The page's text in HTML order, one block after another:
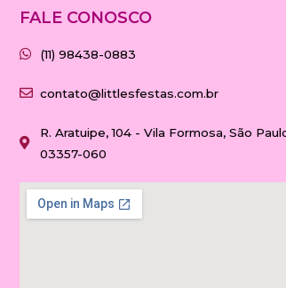
FALE CONOSCO
(11) 98438-0883
contato@littlesfestas.com.br
R. Aratuipe, 104 - Vila Formosa, São
03357-060